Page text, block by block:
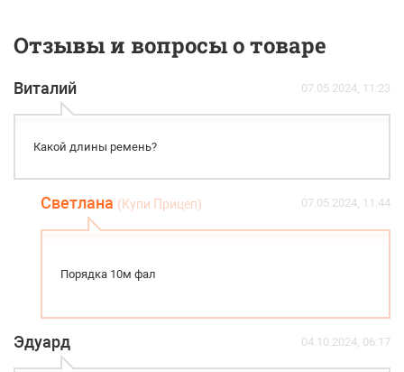
Отзывы и вопросы о товаре
Виталий 07.05.2024, 11:23
Какой длины ремень?
Светлана (Купи Прицеп) 07.05.2024, 11:44
Порядка 10м фал
Эдуард 04.10.2024, 06:17